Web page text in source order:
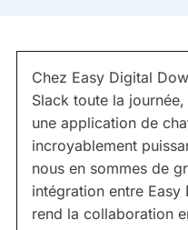
Chez Easy Digital
Slack toute la
une application de
incroyablement
nous en sommes de
intégration entre
rend la collaboration